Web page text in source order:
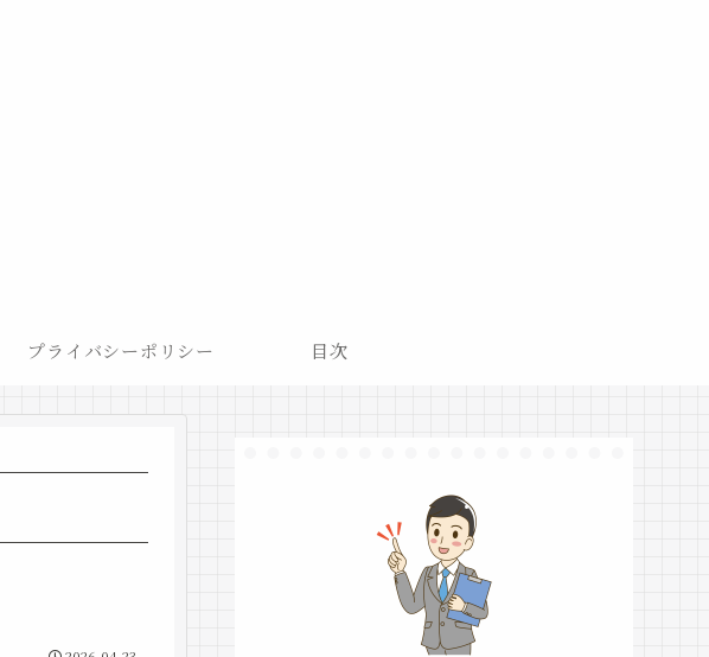
プライバシーポリシー 目次